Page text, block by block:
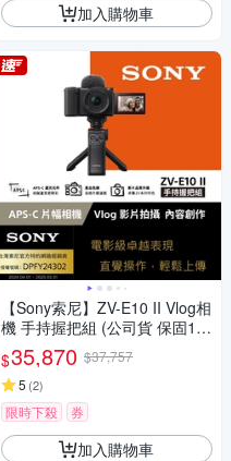
加入購物車
【Sony索尼】ZV-E10 II Vlog相
機 手持握把組 (公司貨 保固18
+6個月)
$35,870 $37,757
5 (2)
限時下殺 券
加入購物車